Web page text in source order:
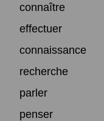
connaître
effectuer
connaissance
recherche
parler
penser